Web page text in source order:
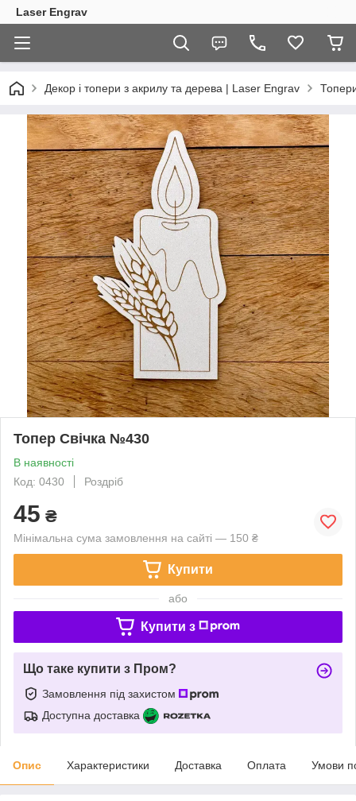
Laser Engrav
Декор і топери з акрилу та дерева | Laser Engrav
Топер Свічка №430
В наявності
Код: 0430
Роздріб
45 ₴
Мінімальна сума замовлення на сайті — 150 ₴
Купити
або
Купити з
Що таке купити з Пром?
Замовлення під захистом
Доступна доставка
Опис Характеристики Доставка Оплата Умови